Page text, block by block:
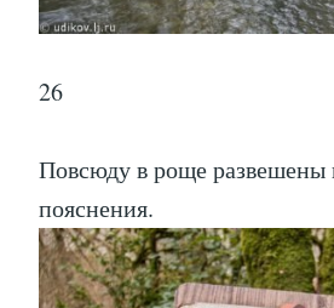
26
Повсюду в роще развешены
пояснения.